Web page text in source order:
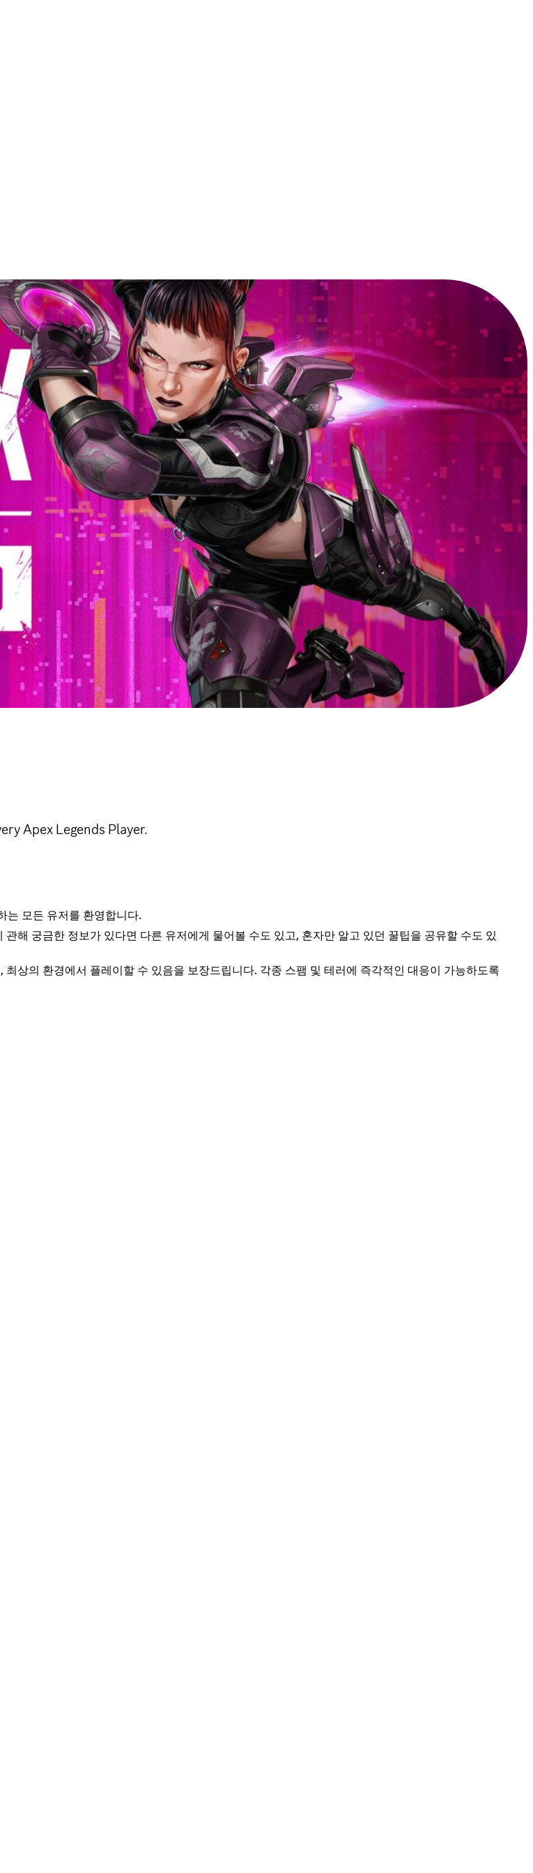
Apex Legends Player.
는 모든 유저를 환영합니다.
해 궁금한 정보가 있다면 다른 유저에게 물어볼 수도 있고, 혼자만 알고 있던 꿀팁을 공유할 수도 있
상의 환경에서 플레이할 수 있음을 보장드립니다. 각종 스팸 및 테러에 즉각적인 대응이 가능하도록